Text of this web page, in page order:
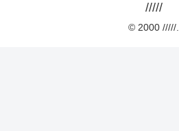
/////
© 2000 /////.